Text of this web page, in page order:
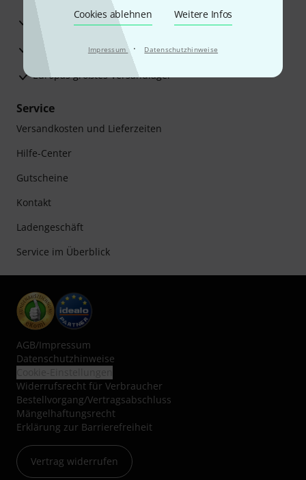
Cookies ablehnen Weitere Infos
Impressum · Datenschutzhinweise
Beratung durch Fachexperten
Zufriedenheitsgarantie
Europas größtes Versandlager
Service
Versandkosten und Lieferzeiten
Hilfe-Center
Gutscheine
Kontakt
Ladengeschäft
Service im Überblick
AGB/Impressum
Datenschutzhinweise
Widerrufsrecht für Verbraucher
Bestellvorgang/Vertragsabschluss
Mängelhaftungsrecht
Erklärung zur Barrierefreiheit
Vertrag widerrufen